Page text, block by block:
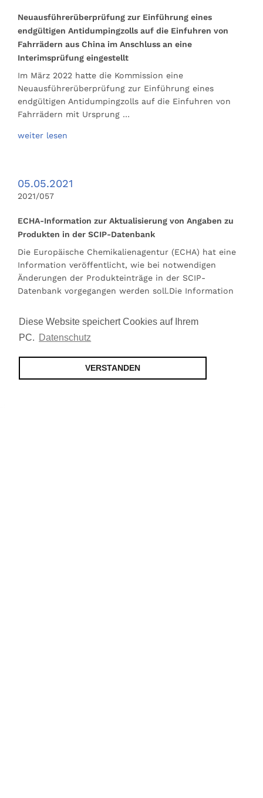
Diese Website speichert Cookies auf Ihrem
PC. Datenschutz
VERSTANDEN
Neuausführerüberprüfung zur Einführung eines
endgültigen Antidumpingzolls auf die Einfuhren von
Fahrrädern aus China im Anschluss an eine
Interimsprüfung eingestellt
Im März 2022 hatte die Kommission eine
Neuausführerüberprüfung zur Einführung eines
endgültigen Antidumpingzolls auf die Einfuhren von
Fahrrädern mit Ursprung …
weiter lesen
05.05.2021
2021/057
ECHA-Information zur Aktualisierung von Angaben zu
Produkten in der SCIP-Datenbank
Die Europäische Chemikalienagentur (ECHA) hat eine
Information veröffentlicht, wie bei notwendigen
Änderungen der Produkteinträge in der SCIP-
Datenbank vorgegangen werden soll.Die Information
Vorschläge zur Änderung der Anlagen
…weiter lesen